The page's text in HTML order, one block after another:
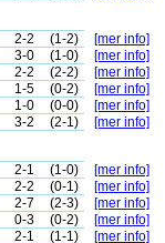
2-2 (1-2)
[mer info]
3-0 (1-0)
[mer info]
2-2 (2-2)
[mer info]
1-5 (0-2)
[mer info]
1-0 (0-0)
[mer info]
3-2 (2-1) [mer info]
2-1 (1-0)
[mer info]
2-2 (0-1)
[mer info]
2-7 (2-3)
[mer info]
0-3 (0-2)
[mer info]
2-1 (1-1) [mer info]